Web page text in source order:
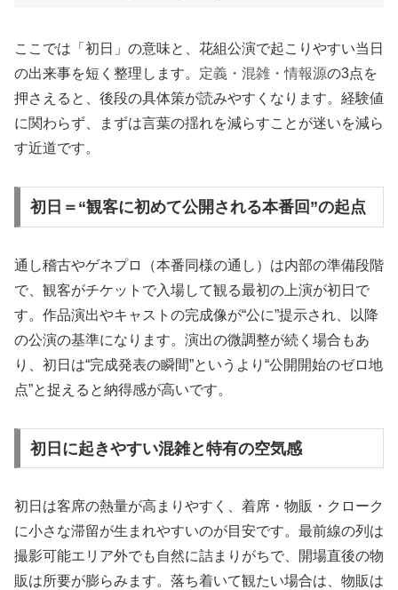
ここでは「初日」の意味と、花組公演で起こりやすい当日
の出来事を短く整理します。 定義・混雑・情報源の3点を
押さえると、後段の具体策が読みやすくなります。経験値
に関わらず、まずは言葉の揺れを減らすことが迷いを減ら
す近道です。
初日＝“観客に初めて公開される本番回”の起点
通し稽古やゲネプロ（本番同様の通し）は内部の準備段階
で、観客がチケットで入場して観る最初の上演が初日で
す。作品演出やキャストの完成像が“公に”提示され、以降
の公演の基準になります。演出の微調整が続く場合もあ
り、初日は“完成発表の瞬間”というより“公開開始のゼロ地
点”と捉えると納得感が高いです。
初日に起きやすい混雑と特有の空気感
初日は客席の熱量が高まりやすく、着席・物販・クローク
に小さな滞留が生まれやすいのが目安です。最前線の列は
撮影可能エリア外でも自然に詰まりがちで、開場直後の物
販は所要が膨らみます。落ち着いて観たい場合は、物販は